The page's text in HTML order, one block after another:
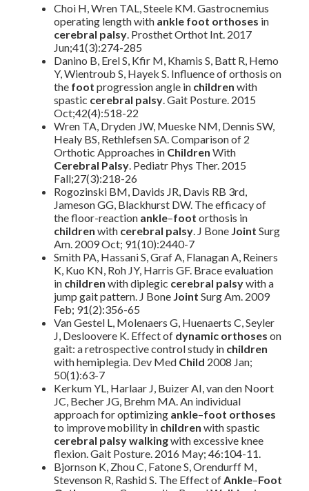
Choi H, Wren TAL, Steele KM. Gastrocnemius
operating length with ankle foot orthoses in
cerebral palsy . Prosthet Orthot Int. 2017
Jun;41(3):274-285
Danino B, Erel S, Kfir M, Khamis S, Batt R, Hemo
Y, Wientroub S, Hayek S. Influence of orthosis on
the foot progression angle in children with
spastic cerebral palsy . Gait Posture. 2015
Oct;42(4):518-22
Wren TA, Dryden JW, Mueske NM, Dennis SW,
Healy BS, Rethlefsen SA. Comparison of 2
Orthotic Approaches in Children With
Cerebral Palsy . Pediatr Phys Ther. 2015
Fall;27(3):218-26
Rogozinski BM, Davids JR, Davis RB 3rd,
Jameson GG, Blackhurst DW. The efficacy of
the floor-reaction ankle–foot orthosis in
children with cerebral palsy . J Bone Joint Surg
Am. 2009 Oct; 91(10):2440-7
Smith PA, Hassani S, Graf A, Flanagan A, Reiners
K, Kuo KN, Roh JY, Harris GF. Brace evaluation
in children with diplegic cerebral palsywith a
jump gait pattern. J Bone Joint Surg Am. 2009
Feb; 91(2):356-65
Van Gestel L, Molenaers G, Huenaerts C, Seyler
J, Desloovere K. Effect of dynamic orthoses on
gait: a retrospective control study in children
with hemiplegia. Dev Med Child 2008 Jan;
50(1):63-7
Kerkum YL, Harlaar J, Buizer AI, van den Noort
JC, Becher JG, Brehm MA. An individual
approach for optimizing ankle–foot orthoses
to improve mobility in children with spastic
cerebral palsywalkingwith excessive knee
flexion. Gait Posture. 2016 May; 46:104-11.
Bjornson K, Zhou C, Fatone S, Orendurff M,
Stevenson R, Rashid S. The Effect of Ankle–Foot